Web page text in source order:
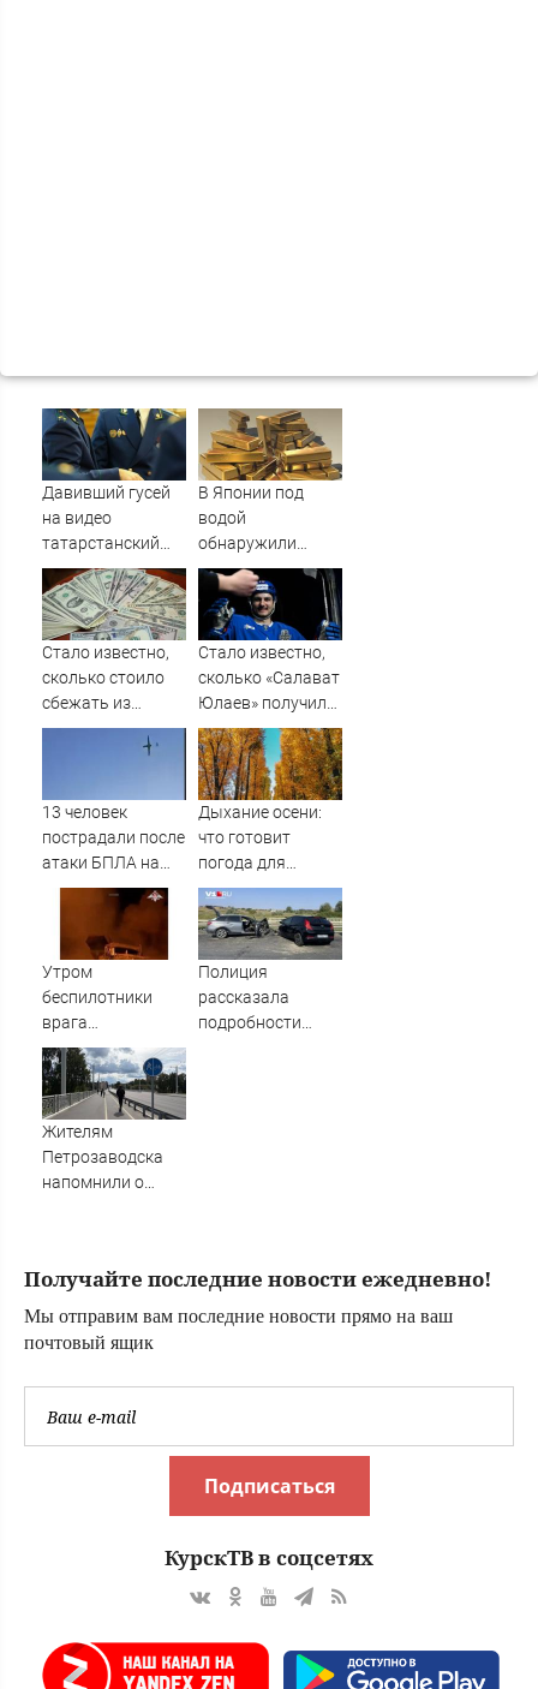
Давивший гусей
на видео
татарстанский
прокурор ушел в
отставку
09/08/2026 –
Новости
В Японии под
водой
обнаружили
рекордные
запасы
«невидимого»
золота
Стало известно,
сколько стоило
сбежать из
воинской части
Стало известно,
сколько «Салават
Юлаев» получил
от СКА в сделке
по Бландиси
13 человек
пострадали после
атаки БПЛА на
российский город
Дыхание осени:
что готовит
погода для
Тверской области
на второй неделе
августа
Утром
беспилотники
врага
попытались
атаковать
предприятия в
Поволжье, но им
помешал кран
Полиция
рассказала
подробности
Жителям
Петрозаводска
напомнили о
Получайте последние новости ежедневно!
Мы отправим вам последние новости прямо на ваш
почтовый ящик
Подписаться
КурскТВ в соцсетях